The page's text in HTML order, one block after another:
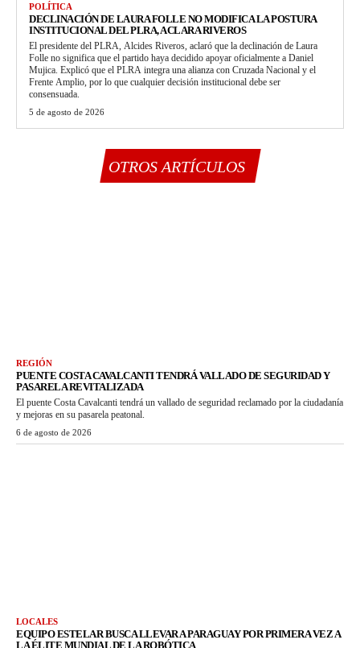
POLÍTICA
DECLINACIÓN DE LAURA FOLLE NO MODIFICA LA POSTURA
INSTITUCIONAL DEL PLRA, ACLARA RIVEROS
El presidente del PLRA, Alcides Riveros, aclaró que la declinación de Laura
Folle no significa que el partido haya decidido apoyar oficialmente a Daniel
Mujica. Explicó que el PLRA integra una alianza con Cruzada Nacional y el
Frente Amplio, por lo que cualquier decisión institucional debe ser
consensuada.
5 de agosto de 2026
OTROS ARTÍCULOS
REGIÓN
PUENTE COSTA CAVALCANTI TENDRÁ VALLADO DE SEGURIDAD Y
PASARELA REVITALIZADA
El puente Costa Cavalcanti tendrá un vallado de seguridad reclamado por la ciudadanía
y mejoras en su pasarela peatonal.
6 de agosto de 2026
LOCALES
EQUIPO ESTELAR BUSCA LLEVAR A PARAGUAY POR PRIMERA VEZ A
LA ÉLITE MUNDIAL DE LA ROBÓTICA